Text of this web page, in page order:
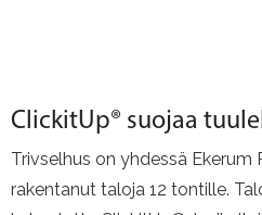
ClickitUp® suojaa
Trivselhus on yhdessä Ekerum
rakentanut taloja 12 tontille.